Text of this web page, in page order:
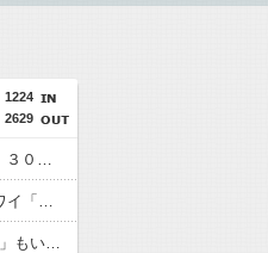
1224
2629
偽警察官「保釈金を払えば逮捕されずに済むよ」３０代男性が1342万円だまし取られる
積水ハウス「地面師に55億円騙し取られた…」ワイ「はえーかわいそう…会社滅茶苦茶やろなぁ」
【悲報】ワイのせいで会社を辞めた新人が「3人」もいたことが発覚ｗｗｗｗｗ